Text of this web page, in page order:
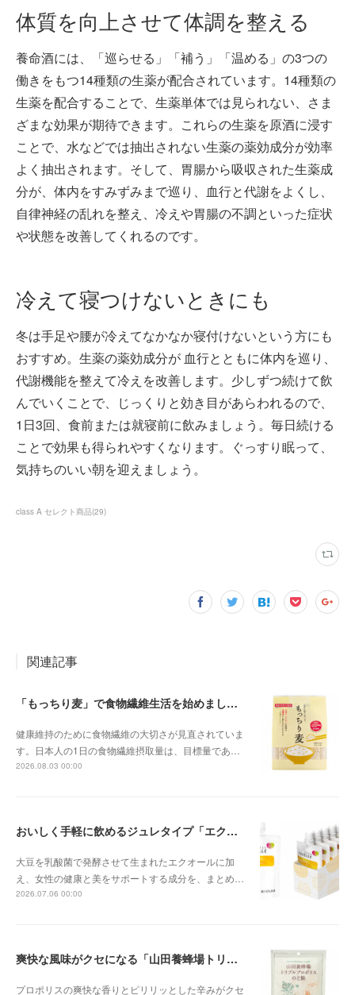
体質を向上させて体調を整える
養命酒には、「巡らせる」「補う」「温める」の3つの
働きをもつ14種類の生薬が配合されています。14種類の
生薬を配合することで、生薬単体では見られない、さま
ざまな効果が期待できます。これらの生薬を原酒に浸す
ことで、水などでは抽出されない生薬の薬効成分が効率
よく抽出されます。そして、胃腸から吸収された生薬成
分が、体内をすみずみまで巡り、血行と代謝をよくし、
自律神経の乱れを整え、冷えや胃腸の不調といった症状
や状態を改善してくれるのです。
冷えて寝つけないときにも
冬は手足や腰が冷えてなかなか寝付けないという方にも
おすすめ。生薬の薬効成分が 血行とともに体内を巡り、
代謝機能を整えて冷えを改善します。少しずつ続けて飲
んでいくことで、じっくりと効き目があらわれるので、
1日3回、食前または就寝前に飲みましょう。毎日続ける
ことで効果も得られやすくなります。ぐっすり眠って、
気持ちのいい朝を迎えましょう。
class A セレクト商品(29)
関連記事
「もっちり麦」で食物繊維生活を始めましょう
健康維持のために食物繊維の大切さが見直されていま
す。日本人の1日の食物繊維摂取量は、目標量であ…
2026.08.03 00:00
おいしく手軽に飲めるジュレタイプ「エクエル ジュレ」
大豆を乳酸菌で発酵させて生まれたエクオールに加
え、女性の健康と美をサポートする成分を、まとめ…
2026.07.06 00:00
爽快な風味がクセになる「山田養蜂場トリプルプロポリスのど飴」
プロポリスの爽快な香りとピリリッとした辛みがクセ